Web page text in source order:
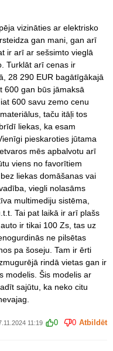
vizināties ar elektrisko
gan mani, gan arī
ir arī ar sešsimto vieglā
Turklāt arī cenas ir
28 290 EUR bagātīgākajā
600 gan būs jāmaksā
600 savu zemo cenu
taču itāļi tos
liekas, ka esam
pieskaroties jūtama
mēs apbalvotu arī
viens no favorītiem
liekas domāšanas vai
viegli nolasāms
multimediju sistēma,
Tai pat laikā ir arī plašs
ir tikai 100 Zs, tas uz
ne pilsētas
pa šoseju. Tam ir ērti
rindā vietas gan ir
modelis. Šis modelis ar
sajūtu, ka neko citu
11:19 0 0 Atbildēt